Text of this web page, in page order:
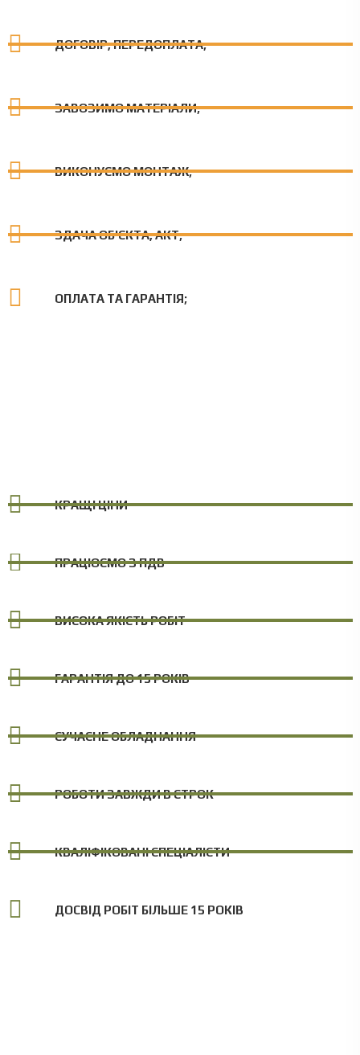
ДОГОВІР, ПЕРЕДОПЛАТА;
ЗАВОЗИМО МАТЕРІАЛИ;
ВИКОНУЄМО МОНТАЖ;
ЗДАЧА ОБ'ЄКТА, АКТ;
ОПЛАТА ТА ГАРАНТІЯ;
КРАЩІ ЦІНИ
ПРАЦЮЄМО З ПДВ
ВИСОКА ЯКІСТЬ РОБІТ
ГАРАНТІЯ ДО 15 РОКІВ
СУЧАСНЕ ОБЛАДНАННЯ
РОБОТИ ЗАВЖДИ В СТРОК
КВАЛІФІКОВАНІ СПЕЦІАЛІСТИ
ДОСВІД РОБІТ БІЛЬШЕ 15 РОКІВ